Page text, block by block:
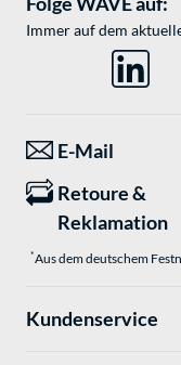
Immer auf dem
E-Mail
Retoure &
Reklamation
*Aus dem deutschem
Kundenservice